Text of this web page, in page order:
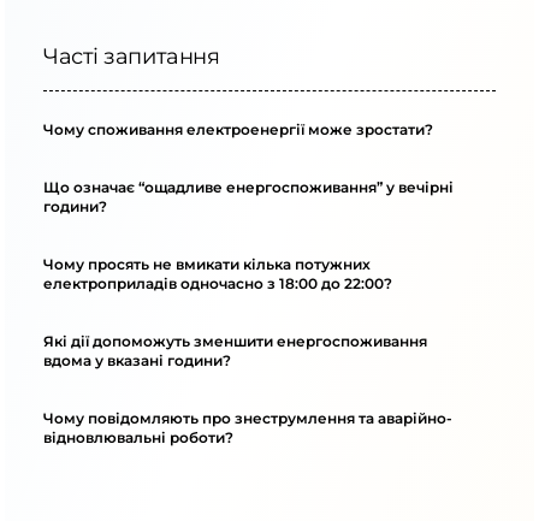
Часті запитання
Чому споживання електроенергії може зростати?
Що означає “ощадливе енергоспоживання” у вечірні
години?
Чому просять не вмикати кілька потужних
електроприладів одночасно з 18:00 до 22:00?
Які дії допоможуть зменшити енергоспоживання
вдома у вказані години?
Чому повідомляють про знеструмлення та аварійно-
відновлювальні роботи?